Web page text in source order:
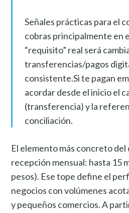
Señales prácticas para el
cobras principalmente en
“requisito” real será
transferencias/pagos
consistente.Si te pagan
acordar desde el inicio el
(transferencia) y la
conciliación.
El elemento más concreto del
recepción mensual: hasta 15
pesos). Ese tope define el
negocios con volúmenes
y pequeños comercios. A